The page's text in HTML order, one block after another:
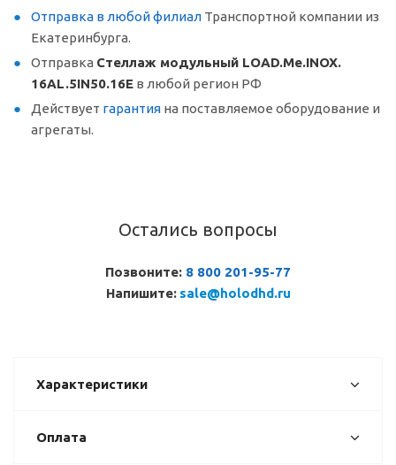
Отправка в любой филиал Транспортной компании из
Екатеринбурга.
Отправка Стеллаж модульный LOAD.Me.INOX.
16AL.5IN50.16E в любой регион РФ
Действует гарантия на поставляемое оборудование и
агрегаты.
Остались вопросы
Позвоните: 8 800 201-95-77
Напишите: sale@holodhd.ru
Характеристики
Оплата